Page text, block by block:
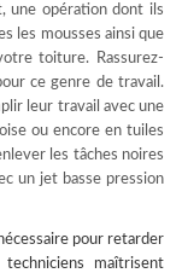
une opération dont ils
les mousses ainsi que
toiture. Rassurez-
ce genre de travail.
leur travail avec une
ou encore en tuiles
les tâches noires
un jet basse pression
pour retarder
maîtrisent